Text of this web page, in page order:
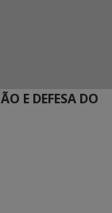
E DEFESA DO